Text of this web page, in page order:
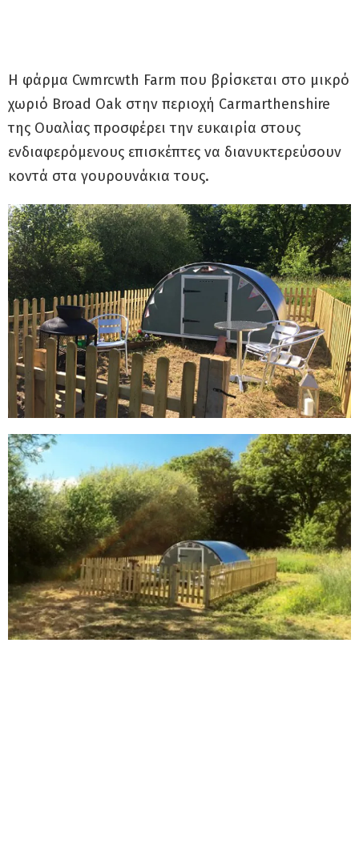
Η φάρμα Cwmrcwth Farm που βρίσκεται στο μικρό
χωριό Broad Oak στην περιοχή Carmarthenshire
της Ουαλίας προσφέρει την ευκαιρία στους
ενδιαφερόμενους επισκέπτες να διανυκτερεύσουν
κοντά στα γουρουνάκια τους.